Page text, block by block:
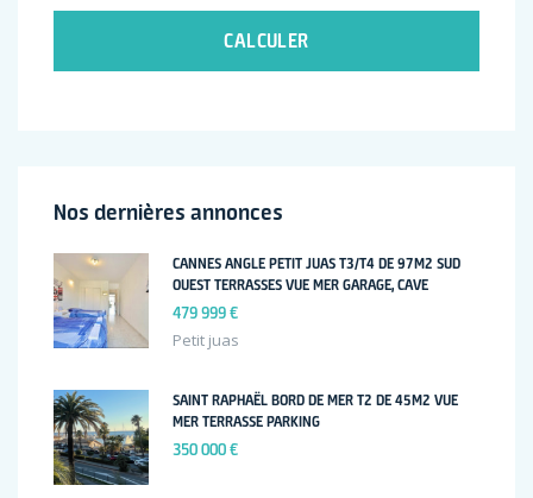
CALCULER
Nos dernières annonces
CANNES ANGLE PETIT JUAS T3/T4 DE 97M2 SUD
OUEST TERRASSES VUE MER GARAGE, CAVE
479 999 €
Petit juas
SAINT RAPHAËL BORD DE MER T2 DE 45M2 VUE
MER TERRASSE PARKING
350 000 €